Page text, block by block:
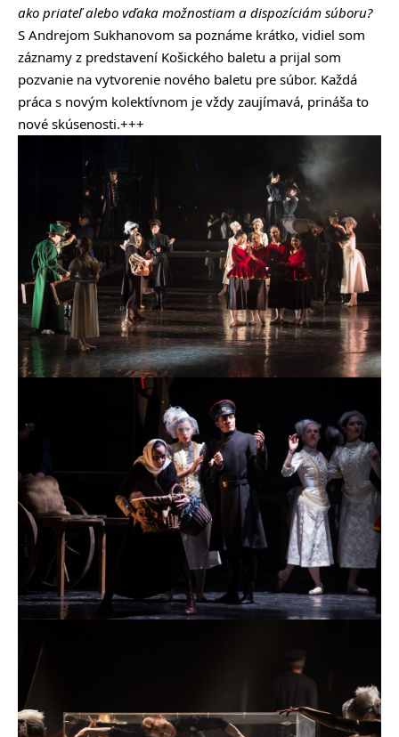
ako priateľ alebo vďaka možnostiam a dispozíciám súboru?
S Andrejom Sukhanovom sa poznáme krátko, vidiel som
záznamy z predstavení Košického baletu a prijal som
pozvanie na vytvorenie nového baletu pre súbor. Každá
práca s novým kolektívnom je vždy zaujímavá, prináša to
nové skúsenosti.+++